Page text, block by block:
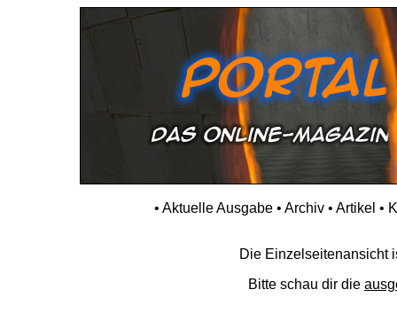
• Aktuelle Ausgabe• Archiv• Artikel •
Die Einzelseitenansicht
Bitte schau dir die